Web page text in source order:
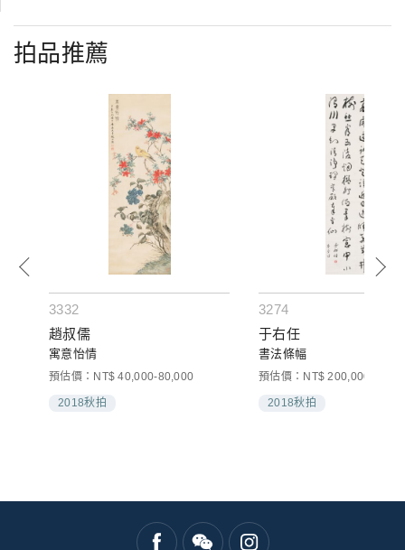
拍品推薦
3332
趙叔儒
寓意怡情
預估價：NT$ 40,000-80,000
2018秋拍
3274
于右任
書法條幅
預估價：NT$ 200,000-
2018秋拍